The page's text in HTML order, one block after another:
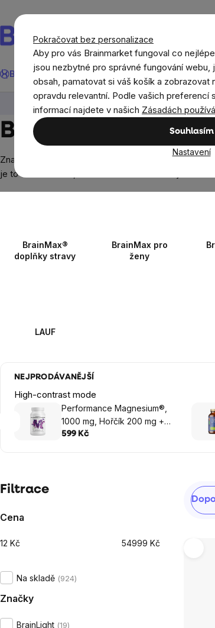
Pokračovat bez personalizace
Aby pro vás Brainmarket fungoval co
jsou nezbytné pro správné fungování webu,
obsah, pamatovat si váš košík a zobrazovat
opravdu relevantní. Podle vašich preferencí
informací najdete v našich Zásadách
Souhlasím
Nastavení
obsah
Hledat
BrainMax® Léto Ušetři CíleDoplňky stravy a
BrainMax®
BrainMax®
Značka, která mění pravidla hry. 💥 BrainMax
je to volba. Kvalita, která mluví za sebe – to je značka
BrainMax®
doplňky stravy
BrainMax pro
ženy
LAUF
NEJPRODÁVANĚJŠÍ
High-contrast mode
Performance Magnesium®,
1000 mg, Hořčík 200 mg +
Vitamín B6 P5P, 100 vegan
599 Kč
Postranní
panel
Filtrace
Cena
12 Kč 54999 Kč
Na skladě 924
Značky
BrainLight 19